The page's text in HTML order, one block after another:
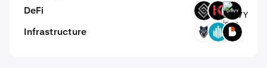
DeFi DECT KAR DIVVY
Infrastructure TRN GWEI BICO